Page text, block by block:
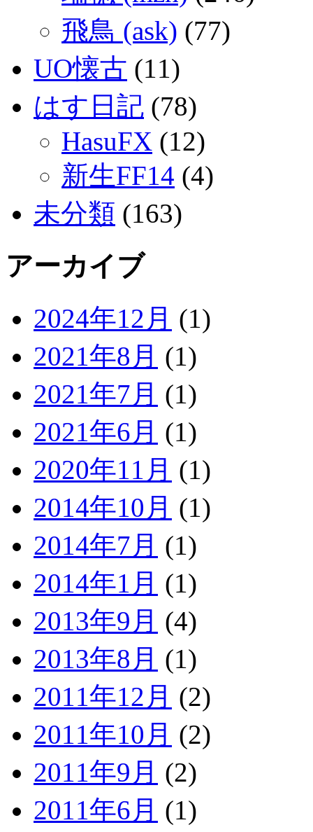
飛鳥 (ask) (77)
UO懐古 (11)
はす日記 (78)
HasuFX (12)
新生FF14 (4)
未分類 (163)
アーカイブ
2024年12月 (1)
2021年8月 (1)
2021年7月 (1)
2021年6月 (1)
2020年11月 (1)
2014年10月 (1)
2014年7月 (1)
2014年1月 (1)
2013年9月 (4)
2013年8月 (1)
2011年12月 (2)
2011年10月 (2)
2011年9月 (2)
2011年6月 (1)